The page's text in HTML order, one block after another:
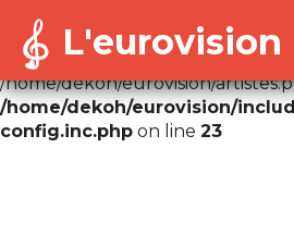
Warning
: Cannot modify header
already sent by (output started at
/home/dekoh/eurovision/
/home/dekoh/eurovision/
config.inc.php on line 23
L'eurovision